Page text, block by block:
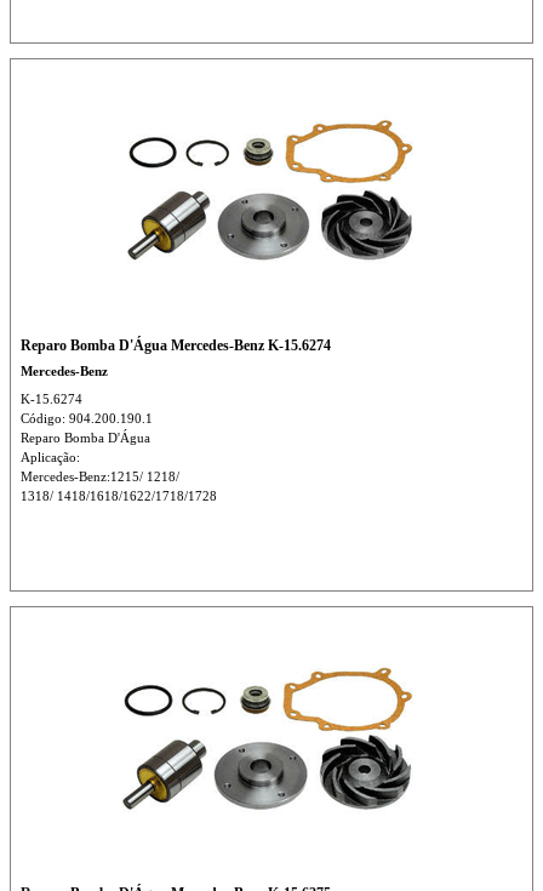
Reparo Bomba D'Água Mercedes-Benz K-15.6274
Mercedes-Benz
K-15.6274
Código: 904.200.190.1
Reparo Bomba D'Água
Aplicação:
Mercedes-Benz:1215/ 1218/
1318/ 1418/1618/1622/1718/1728